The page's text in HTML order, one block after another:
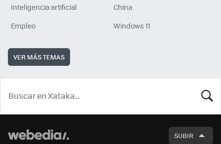
Inteligencia artificial
China
Empleo
Windows 11
VER MÁS TEMAS
SUBIR